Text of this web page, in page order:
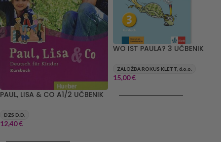
PAUL, LISA & CO A1/2 UČBENIK
DZS D.D.
12,40€
WO IST PAULA? 3 UČBENIK
ZALOŽBA ROKUS KLETT, d.o.o.
15,00€